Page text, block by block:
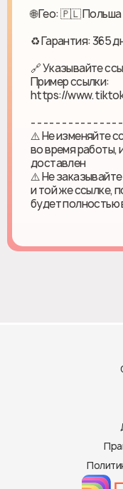
🌐 Гео: 🇵🇱 Польша
♻ Гарантия: 365
🔗 Указывайте
Пример ссылки:
https://
- - - - - - - - - - - - - -
⚠️ Не изменяйте
во время работы,
доставлен
⚠️ Не
и той же ссылке,
будет полностью